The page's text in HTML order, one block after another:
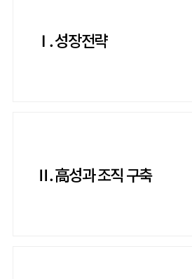
Ⅰ. 성장전략
Ⅱ. 高성과 조직 구축